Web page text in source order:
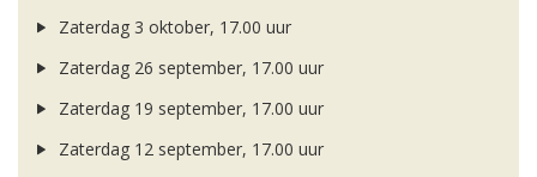
Zaterdag 3 oktober, 17.00 uur
Zaterdag 26 september, 17.00 uur
Zaterdag 19 september, 17.00 uur
Zaterdag 12 september, 17.00 uur